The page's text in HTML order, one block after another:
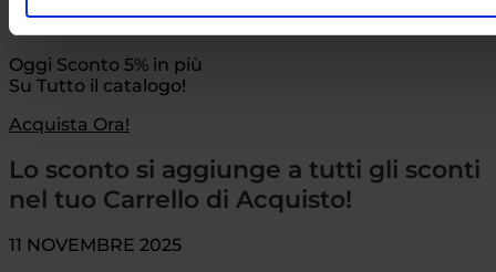
CYBER-MONDAY BIBA !
Oggi Sconto 5% in più
Su Tutto il catalogo!
Acquista Ora!
Lo sconto si aggiunge a tutti gli sconti
nel tuo Carrello di Acquisto!
11 NOVEMBRE 2025